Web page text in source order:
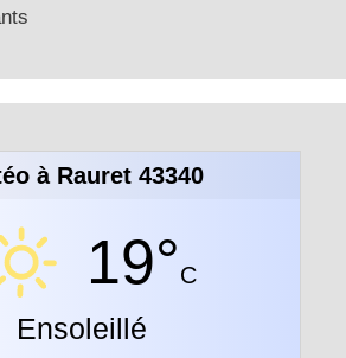
à Rauret 43340
19°C
Ensoleillé